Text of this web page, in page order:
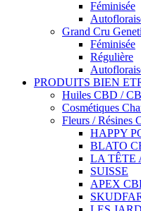
Féminisée
Grand Cru
Féminisée
Régulière
PRODUITS BIEN
Huiles CBD /
Cosmétiques
Fleurs / Résines
HAPPY
BLATO
LA TÊTE
SUISSE
APEX